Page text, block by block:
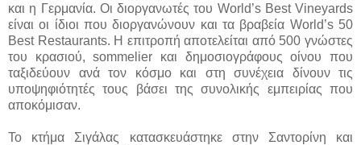
και η Γερμανία. Οι διοργανωτές του World’s Best Vineyards
είναι οι ίδιοι που διοργανώνουν και τα βραβεία World’s 50
Best Restaurants. Η επιτροπή αποτελείται από 500 γνώστες
του κρασιού, sommelier και δημοσιογράφους οίνου που
ταξιδεύουν ανά τον κόσμο και στη συνέχεια δίνουν τις
υποψηφιότητές τους βάσει της συνολικής εμπειρίας που
αποκόμισαν.
Το κτήμα Σιγάλας κατασκευάστηκε στην Σαντορίνη και